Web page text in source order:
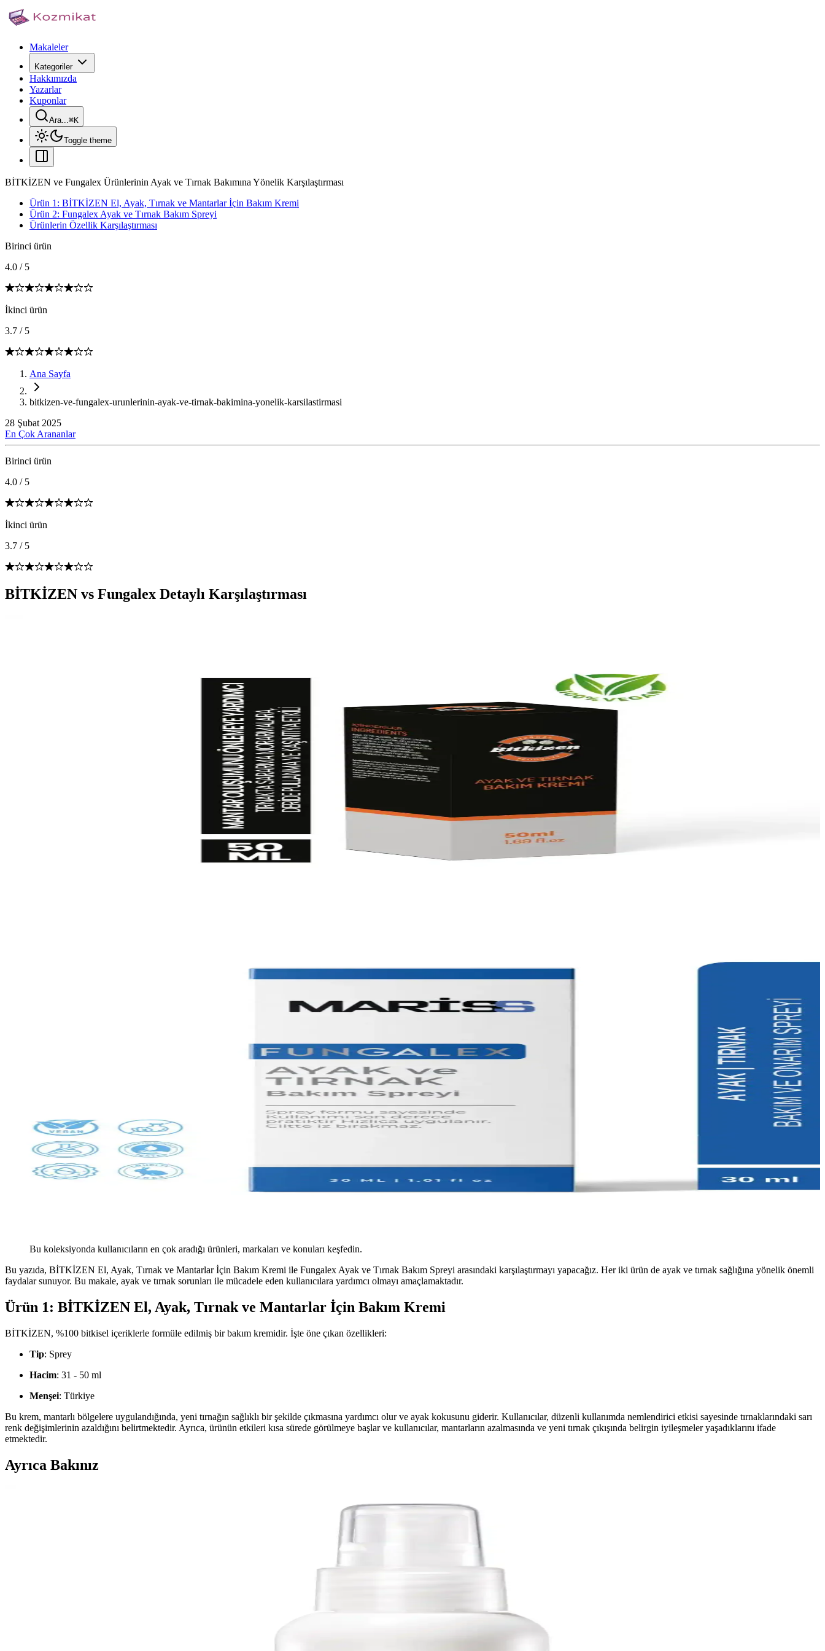
Makaleler
Kategoriler
Hakkımızda
Yazarlar
Kuponlar
Ara...⌘K
Toggle theme
BİTKİZEN ve Fungalex Ürünlerinin Ayak ve Tırnak Bakımına Yönelik Karşılaştırması
Ürün 1: BİTKİZEN El, Ayak, Tırnak ve Mantarlar İçin Bakım Kremi
Ürün 2: Fungalex Ayak ve Tırnak Bakım Spreyi
Ürünlerin Özellik Karşılaştırması
Birinci ürün
4.0 / 5
İkinci ürün
3.7 / 5
Ana Sayfa
bitkizen-ve-fungalex-urunlerinin-ayak-ve-tirnak-bakimina-yonelik-karsilastirmasi
28 Şubat 2025
En Çok Arananlar
Birinci ürün
4.0 / 5
İkinci ürün
3.7 / 5
BİTKİZEN vs Fungalex Detaylı Karşılaştırması
Bu koleksiyonda kullanıcıların en çok aradığı ürünleri, markaları ve konuları keşfedin.
Bu yazıda, BİTKİZEN El, Ayak, Tırnak ve Mantarlar İçin Bakım Kremi ile Fungalex Ayak ve Tırnak Bakım Spreyi arasındaki karşılaştırmayı yapacağız. Her iki ürün de ayak ve tırnak sağlığına yönelik önemli
faydalar sunuyor. Bu makale, ayak ve tırnak sorunları ile mücadele eden kullanıcılara yardımcı olmayı amaçlamaktadır.
Ürün 1: BİTKİZEN El, Ayak, Tırnak ve Mantarlar İçin Bakım Kremi
BİTKİZEN, %100 bitkisel içeriklerle formüle edilmiş bir bakım kremidir. İşte öne çıkan özellikleri:
Tip: Sprey
Hacim: 31 - 50 ml
Menşei: Türkiye
Bu krem, mantarlı bölgelere uygulandığında, yeni tırnağın sağlıklı bir şekilde çıkmasına yardımcı olur ve ayak kokusunu giderir. Kullanıcılar, düzenli kullanımda nemlendirici etkisi sayesinde tırnaklarındaki sarı
renk değişimlerinin azaldığını belirtmektedir. Ayrıca, ürünün etkileri kısa sürede görülmeye başlar ve kullanıcılar, mantarların azalmasında ve yeni tırnak çıkışında belirgin iyileşmeler yaşadıklarını ifade
etmektedir.
Ayrıca Bakınız
Ayak Bakımında Pürüzsüzleştirici Alternatifler ve Seçim Kriterleri Hakkında Güncel Bilgiler
Ayak sağlığı ve bakımı için çeşitli ürünler ve yöntemler bulunuyor. Doğru ürün seçimi ve düzenli bakım ile pürüzsüz, sağlıklı ayaklara ulaşabilirsiniz.
Sert Tırnak Törpüsü ve Ayak Bakımında Doğru Kullanım İpuçları
Avon’un geniş ürün yelpazesinde ayak sabunu ve kişisel bakım ürünleri, hijyen ve sağlık odaklı, doğal içeriklerle ayak sağlığını destekler. Güvenilir ve kaliteli ürünlerle bakım rutininizi tamamlayın.